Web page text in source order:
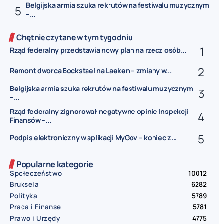
Belgijska armia szuka rekrutów na festiwalu muzycznym
–...
Chętnie czytane w tym tygodniu
Rząd federalny przedstawia nowy plan na rzecz osób...
Remont dworca Bockstael na Laeken – zmiany w...
Belgijska armia szuka rekrutów na festiwalu muzycznym
–...
Rząd federalny zignorował negatywne opinie Inspekcji
Finansów –...
Podpis elektroniczny w aplikacji MyGov – koniec z...
Popularne kategorie
Społeczeństwo
10012
Bruksela
6282
Polityka
5789
Praca i Finanse
5781
Prawo i Urzędy
4775